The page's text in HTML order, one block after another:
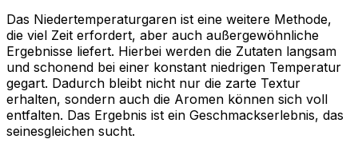
Das Niedertemperaturgaren ist eine weitere Methode,
die viel Zeit erfordert, aber auch außergewöhnliche
Ergebnisse liefert. Hierbei werden die Zutaten langsam
und schonend bei einer konstant niedrigen Temperatur
gegart. Dadurch bleibt nicht nur die zarte Textur
erhalten, sondern auch die Aromen können sich voll
entfalten. Das Ergebnis ist ein Geschmackserlebnis, das
seinesgleichen sucht.